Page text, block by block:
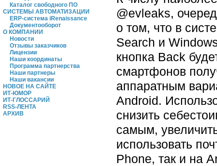
Каталог свободного ПО
СИСТЕМЫ АВТОМАТИЗАЦИИ
ERP-система iRenaissance
Документооборот
О КОМПАНИИ
Новости
Отзывы заказчиков
Лицензии
Наши координаты
Программа партнерства
Наши партнеры
Наши вакансии
НОВОЕ НА САЙТЕ
ИТ-ЮМОР
ИТ-ГЛОССАРИЙ
RSS-ЛЕНТА
АРХИВ
@evleaks,
о том, что в
Search и
кнопка Back
смартфонов
аппаратным
Android.
снизить
самым,
использовать
Phone, так и на